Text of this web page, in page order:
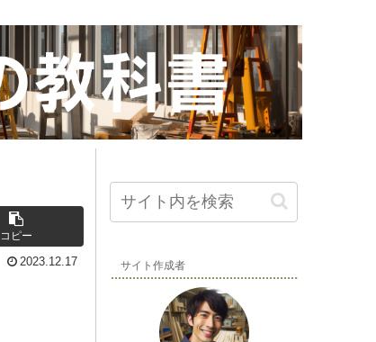
コピー
2023.12.17 サイト作成者